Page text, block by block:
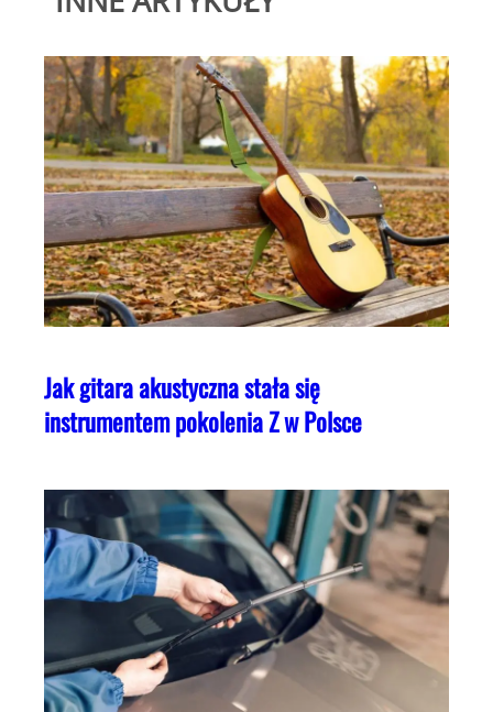
Jak gitara akustyczna stała się
instrumentem pokolenia Z w Polsce